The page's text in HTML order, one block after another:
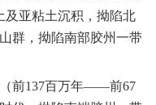
亚粘土沉积，拗陷北
群，拗陷南部胶州一带
前137百万年——前67